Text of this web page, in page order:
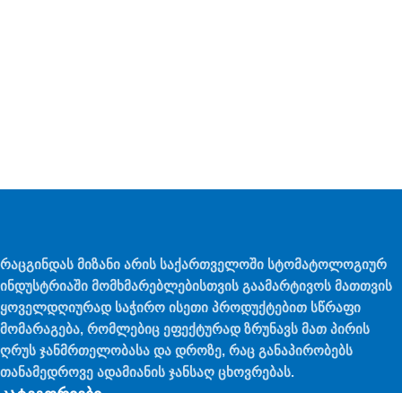
რაცგინდას მიზანი არის საქართველოში სტომატოლოგიურ
ინდუსტრიაში მომხმარებლებისთვის გაამარტივოს მათთვის
ყოველდღიურად საჭირო ისეთი პროდუქტებით სწრაფი
მომარაგება, რომლებიც ეფექტურად ზრუნავს მათ პირის
ღრუს ჯანმრთელობასა და დროზე, რაც განაპირობებს
თანამედროვე ადამიანის ჯანსაღ ცხოვრებას.